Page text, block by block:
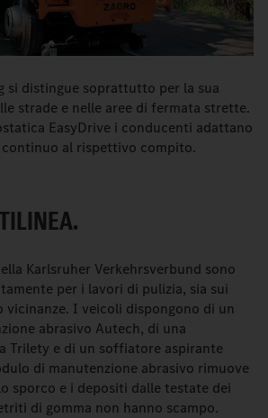
si distingue soprattutto per la sua
strade e nelle aree di fermata strette.
EasyDrive i conducenti adattano
al rispettivo compito.
Karlsruher Verkehrsverbund sono
per i lavori di pulizia, sia sui
vicinanze. I veicoli dispongono di un
abrasivo Autech, di una
Trilety e di un soffiatore aspirante
di manutenzione abrasivo rimuove
sporco e i depositi dalle testate dei
di gomma non hanno scampo.